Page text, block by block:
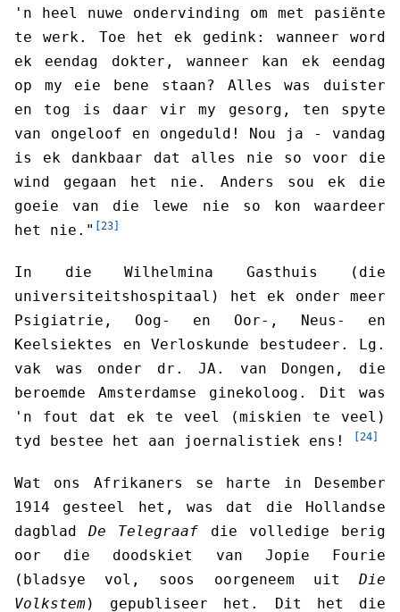
'n heel nuwe ondervinding om met pasiënte
te werk. Toe het ek gedink: wanneer word
ek eendag dokter, wanneer kan ek eendag
op my eie bene staan? Alles was duister
en tog is daar vir my gesorg, ten spyte
van ongeloof en ongeduld! Nou ja - vandag
is ek dankbaar dat alles nie so voor die
wind gegaan het nie. Anders sou ek die
goeie van die lewe nie so kon waardeer
het nie."
[23]
In die Wilhelmina Gasthuis (die
universiteitshospitaal) het ek onder meer
Psigiatrie, Oog- en Oor-, Neus- en
Keelsiektes en Verloskunde bestudeer. Lg.
vak was onder dr. JA. van Dongen, die
beroemde Amsterdamse ginekoloog. Dit was
'n fout dat ek te veel (miskien te veel)
tyd bestee het aan joernalistiek ens!
[24]
Wat ons Afrikaners se harte in Desember
1914 gesteel het, was dat die Hollandse
dagbladDe Telegraaf die volledige berig
oor die doodskiet van Jopie Fourie
(bladsye vol, soos oorgeneem uit Die
Volkstem) gepubliseer het. Dit het die